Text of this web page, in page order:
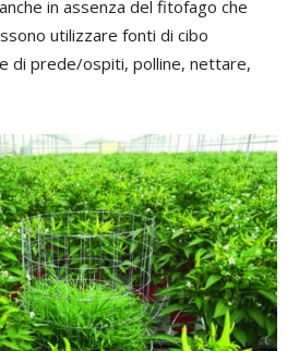
in assenza del fitofago che
utilizzare fonti di cibo
di prede/ospiti, polline, nettare,